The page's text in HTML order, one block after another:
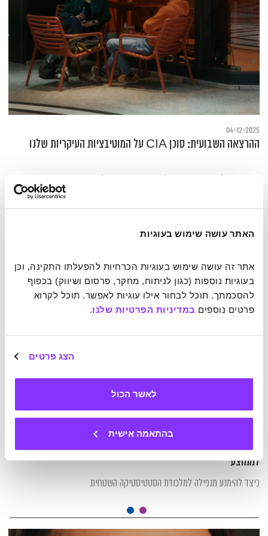
האתר עושה שימוש בעוגיות
פרטים נוספים במדיניות הפרטיות שלנו.
הצג פרטים
לאשר הכול
בהתאמה אישית
04-12-2025
ההרצאה השבועית: סוכן CIA על המוטיבציות העיקריות שלנו
ההרצאה השבועית של TED: מתי לא לבחון את עצמנו ביחס
לממוצע
כיצד להימנע מנפילה למלכודת הסטטיסטיקה השטחית